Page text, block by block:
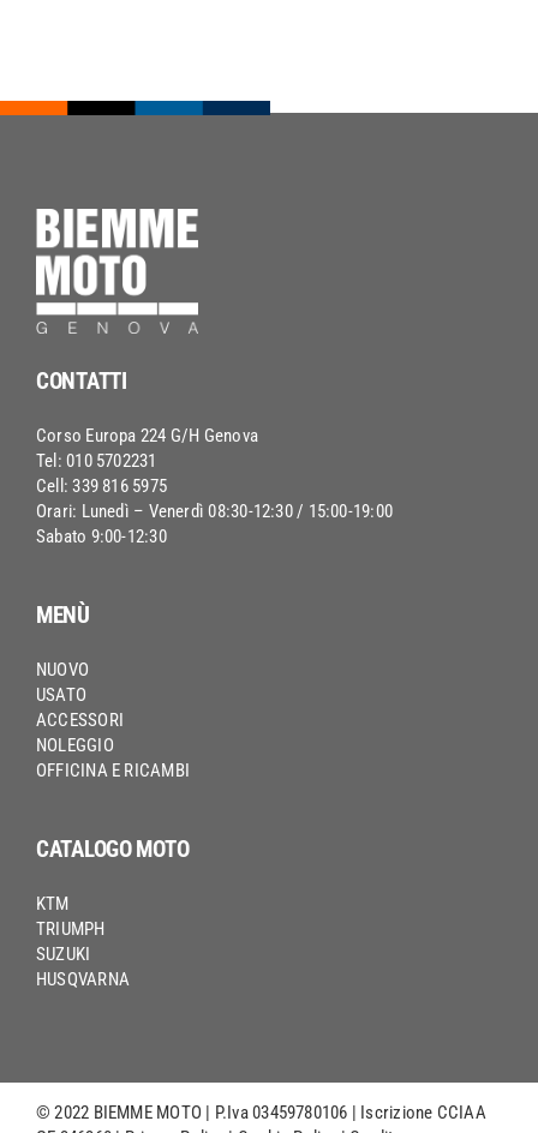
CONTATTI
Corso Europa 224 G/H Genova
Tel: 010 5702231
Cell: 339 816 5975
Orari: Lunedì – Venerdì 08:30-12:30 / 15:00-19:00
Sabato 9:00-12:30
MENÙ
NUOVO
USATO
ACCESSORI
NOLEGGIO
OFFICINA E RICAMBI
CATALOGO MOTO
KTM
TRIUMPH
SUZUKI
HUSQVARNA
© 2022 BIEMME MOTO | P.Iva 03459780106 | Iscrizione CCIAA